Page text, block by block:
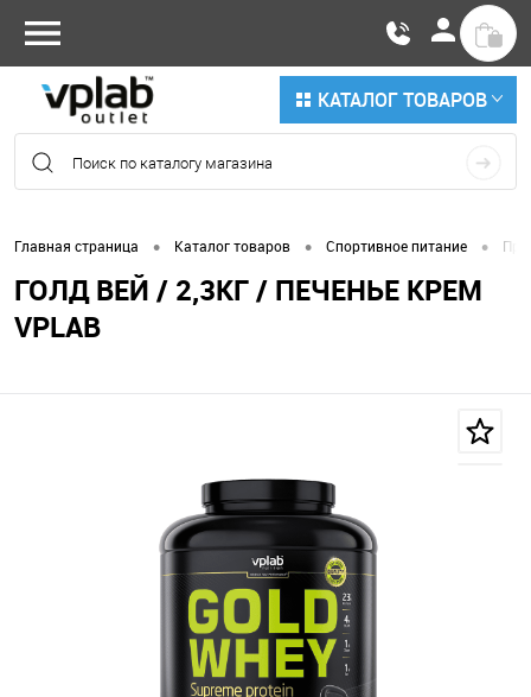
КАТАЛОГ ТОВАРОВ
Главная страница • Каталог товаров • Спортивное питание •
ГОЛД ВЕЙ / 2,3КГ / ПЕЧЕНЬЕ КРЕМ
VPLAB